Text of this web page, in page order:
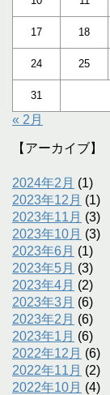
17 18
24 25
31
« 2月
【アーカイブ】
2024年2月 (1)
2023年12月 (1)
2023年11月 (3)
2023年10月 (3)
2023年6月 (1)
2023年5月 (3)
2023年4月 (2)
2023年3月 (6)
2023年2月 (6)
2023年1月 (6)
2022年12月 (6)
2022年11月 (2)
2022年10月 (4)